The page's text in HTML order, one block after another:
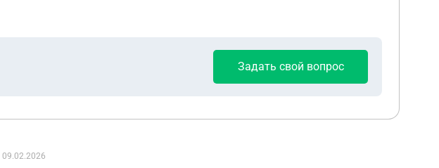
Задать свой вопрос
09.02.2026